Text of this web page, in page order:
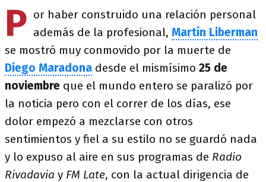
P or haber construido una relación personal
además de la profesional, Martín Liberman
se mostró muy conmovido por la muerte de
Diego Maradona desde el mismísimo 25 de
noviembre que el mundo entero se paralizó por
la noticia pero con el correr de los días, ese
dolor empezó a mezclarse con otros
sentimientos y fiel a su estilo no se guardó nada
y lo expuso al aire en sus programas de Radio
Rivadavia y FM Late, con la actual dirigencia de